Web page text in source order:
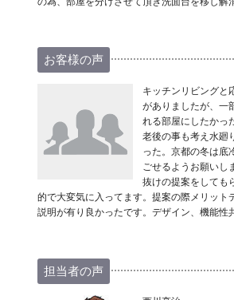
お客様の声
キッチンリビングと
がありましたが、一
れる部屋にしたかっ
老後の事も考え水廻
った。京都の冬は底
ごせるようお願いし
抜けの提案をしても
的で大変気に入ってます。提案の際メリット
説明が有り良かったです。デザイン、機能性
担当者の声